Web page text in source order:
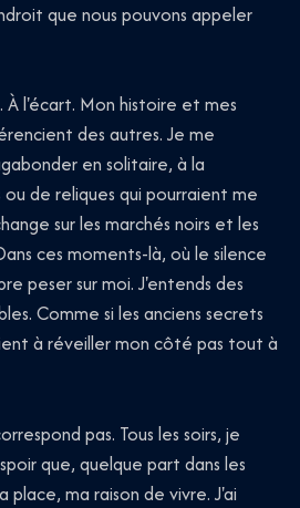
que nous pouvons appeler
À l'écart. Mon histoire et mes
des autres. Je me
en solitaire, à la
de reliques qui pourraient me
sur les marchés noirs et les
ces moments-là, où le silence
peser sur moi. J'entends des
Comme si les anciens secrets
à réveiller mon côté pas tout à
pas. Tous les soirs, je
que, quelque part dans les
ma raison de vivre. J'ai